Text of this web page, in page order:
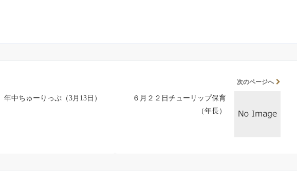
年中ちゅーりっぷ（3月13日）
次のページへ
６月２２日チューリップ保育
（年長）